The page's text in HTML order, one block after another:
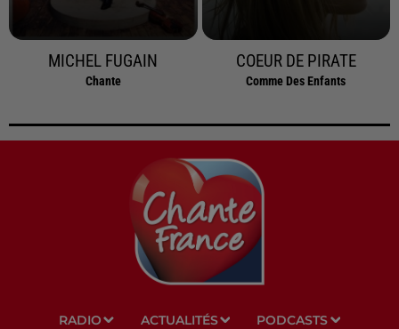
MICHEL FUGAIN
Chante
COEUR DE PIRATE
Comme Des Enfants
RADIO ACTUALITÉS PODCASTS